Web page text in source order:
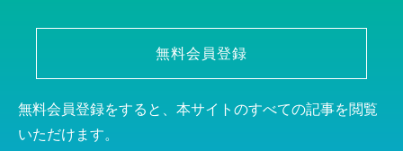
無料会員登録
無料会員登録をすると、本サイトのすべての記事を閲覧
いただけます。